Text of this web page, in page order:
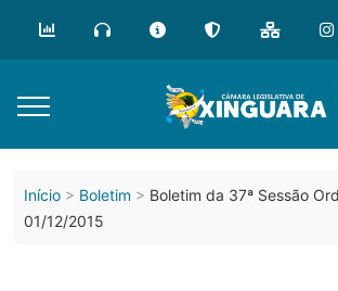
Início Boletim
Boletim da 37ª Sessão
01/12/2015